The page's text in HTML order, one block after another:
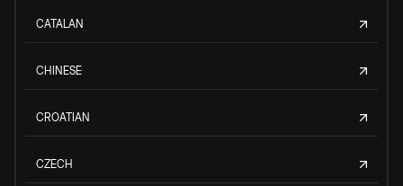
CATALAN
CHINESE
CROATIAN
CZECH